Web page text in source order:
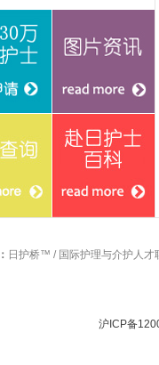
图片资讯
日护桥™ / 国际护理与介护人才
沪ICP备